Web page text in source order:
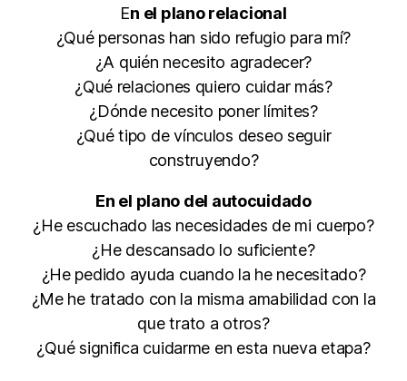
En el plano relacional
¿Qué personas han sido refugio para mí?
¿A quién necesito agradecer?
¿Qué relaciones quiero cuidar más?
¿Dónde necesito poner límites?
¿Qué tipo de vínculos deseo seguir
construyendo?
En el plano del autocuidado
¿He escuchado las necesidades de mi cuerpo?
¿He descansado lo suficiente?
¿He pedido ayuda cuando la he necesitado?
¿Me he tratado con la misma amabilidad con la
que trato a otros?
¿Qué significa cuidarme en esta nueva etapa?